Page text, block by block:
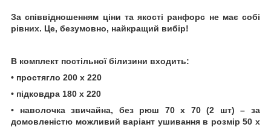
За співвідношенням ціни та якості ранфорс не має собі
рівних. Це, безумовно, найкращий вибір!
В комплект постільної білизини входить:
• простягло 200 х 220
• підковдра 180 х 220
• наволочка звичайна, без рюш 70 х 70 (2 шт) – за
домовленістю можливий варіант ушивання в розмір 50 х